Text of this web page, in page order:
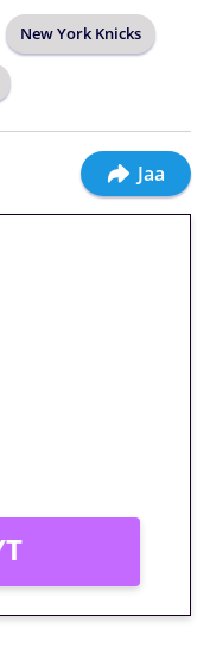
New York Knicks
Jaa